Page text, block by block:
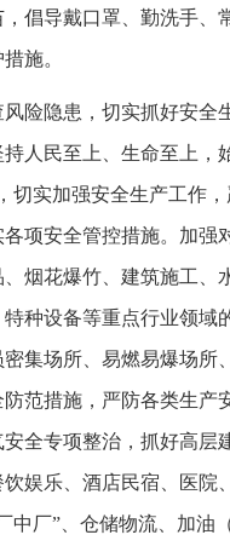
倡导戴口罩、勤洗手、
施。
险隐患，切实抓好安全
人民至上、生命至上，
切实加强安全生产工作
项安全管控措施。加强
烟花爆竹、建筑施工、
种设备等重点行业领域
集场所、易燃易爆场所
范措施，严防各类生产
全专项整治，抓好高层
娱乐、酒店民宿、医院
中厂”、仓储物流、加油